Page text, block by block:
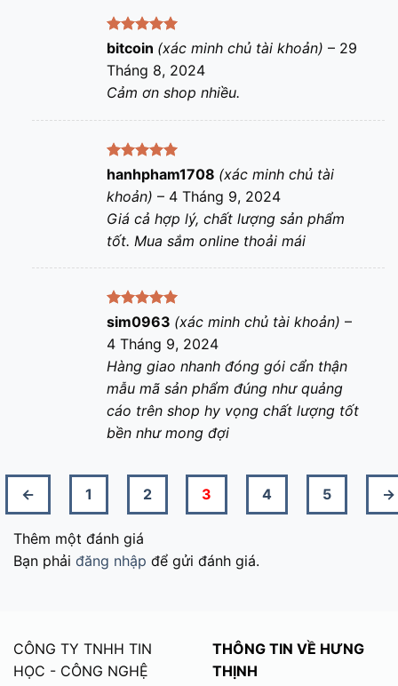
Được xếp
hạng
5
sao
bitcoin (xác minh chủ tài khoản) – 29
Tháng 8, 2024
Cảm ơn shop nhiều.
Được xếp
hạng55
sao
hanhpham1708 (xác minh chủ tài
khoản) – 4 Tháng 9, 2024
Giá cả hợp lý, chất lượng sản phẩm
tốt. Mua sắm online thoải mái
Được xếp
hạng
5
sao
sim0963 (xác minh chủ tài khoản) –
4 Tháng 9, 2024
Hàng giao nhanh đóng gói cẩn thận
mẫu mã sản phẩm đúng như quảng
cáo trên shop hy vọng chất lượng tốt
bền như mong đợi
← 1 2 3 4 5 →
Thêm một đánh giá
Bạn phải đăng nhập để gửi đánh giá.
CÔNG TY TNHH TIN
HỌC - CÔNG NGHỆ
THÔNG TIN VỀ HƯNG
THỊNH